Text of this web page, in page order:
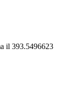
il 393.5496623